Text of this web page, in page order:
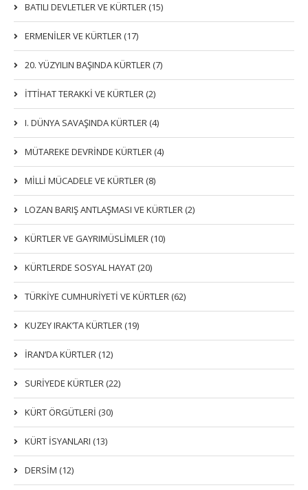
BATILI DEVLETLER VE KÜRTLER (15)
ERMENİLER VE KÜRTLER (17)
20. YÜZYILIN BAŞINDA KÜRTLER (7)
İTTIHAT TERAKKI VE KÜRTLER (2)
I. DÜNYA SAVAŞINDA KÜRTLER (4)
MÜTAREKE DEVRİNDE KÜRTLER (4)
MİLLİ MÜCADELE VE KÜRTLER (8)
LOZAN BARIŞ ANTLAŞMASI VE KÜRTLER (2)
KÜRTLER VE GAYRIMÜSLIMLER (10)
KÜRTLERDE SOSYAL HAYAT (20)
TÜRKİYE CUMHURİYETİ VE KÜRTLER (62)
KUZEY IRAK’TA KÜRTLER (19)
İRAN’DA KÜRTLER (12)
SURİYEDE KÜRTLER (22)
KÜRT ÖRGÜTLERİ (30)
KÜRT İSYANLARI (13)
DERSIM (12)